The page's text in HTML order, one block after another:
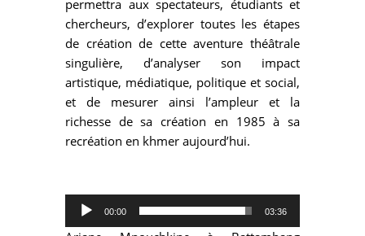
permettra aux spectateurs, étudiants et
chercheurs, d’explorer toutes les étapes
de création de cette aventure théâtrale
singulière, d’analyser son impact
artistique, médiatique, politique et social,
et de mesurer ainsi l’ampleur et la
richesse de sa création en 1985 à sa
recréation en khmer aujourd’hui.
Lecteur
audio 00:00 03:36